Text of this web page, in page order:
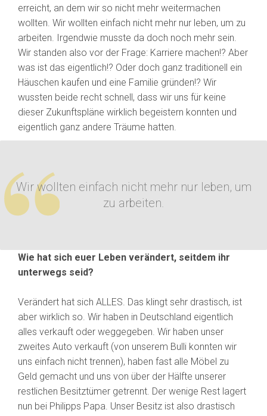
erreicht, an dem wir so nicht mehr weitermachen
wollten. Wir wollten einfach nicht mehr nur leben, um zu
arbeiten. Irgendwie musste da doch noch mehr sein.
Wir standen also vor der Frage: Karriere machen!? Aber
was ist das eigentlich!? Oder doch ganz traditionell ein
Häuschen kaufen und eine Familie gründen!? Wir
wussten beide recht schnell, dass wir uns für keine
dieser Zukunftspläne wirklich begeistern konnten und
eigentlich ganz andere Träume hatten.
Wir wollten einfach nicht mehr nur leben, um
zu arbeiten.
Wie hat sich euer Leben verändert, seitdem ihr
unterwegs seid?
Verändert hat sich ALLES. Das klingt sehr drastisch, ist
aber wirklich so. Wir haben in Deutschland eigentlich
alles verkauft oder weggegeben. Wir haben unser
zweites Auto verkauft (von unserem Bulli konnten wir
uns einfach nicht trennen), haben fast alle Möbel zu
Geld gemacht und uns von über der Hälfte unserer
restlichen Besitztümer getrennt. Der wenige Rest lagert
nun bei Philipps Papa. Unser Besitz ist also drastisch